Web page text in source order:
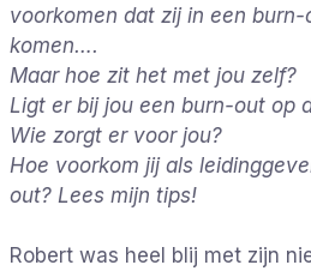
voorkomen dat zij in een
komen….
Maar hoe zit het met jou zelf?
Ligt er bij jou een burn-out op
Wie zorgt er voor jou?
Hoe voorkom jij als
out? Lees mijn tips!
Robert was heel blij met zijn